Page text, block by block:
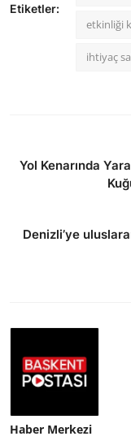
Etiketler:
etkinliği
ihtiyaç
Yol Kenarında
Denizli’ye
Haber Merkezi